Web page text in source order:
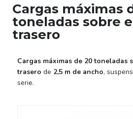
Cargas máximas
toneladas sobre
trasero
Cargas máximas de 20 toneladas
trasero de 2,5 m de ancho,
serie.